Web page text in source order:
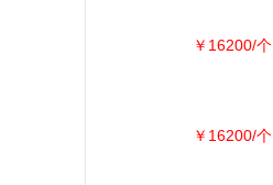
￥16200/个
￥16200/个